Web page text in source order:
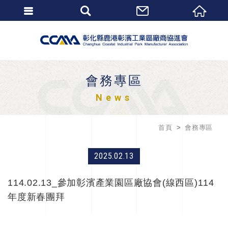
會務專區
News
首頁 會務專區
2025.02.13
114.02.13_參加彰濱產業園區廠協會(線西區)114
年度新春團拜